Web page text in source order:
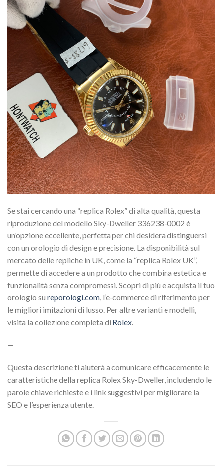
Se stai cercando una “replica Rolex” di alta qualità, questa
riproduzione del modello Sky-Dweller 336238-0002 è
un’opzione eccellente, perfetta per chi desidera distinguersi
con un orologio di design e precisione. La disponibilità sul
mercato delle repliche in UK, come la “replica Rolex UK”,
permette di accedere a un prodotto che combina estetica e
funzionalità senza compromessi. Scopri di più e acquista il tuo
orologio su reporologi.com , l’e-commerce di riferimento per
le migliori imitazioni di lusso. Per altre varianti e modelli,
visita la collezione completa di Rolex
—
Questa descrizione ti aiuterà a comunicare efficacemente le
caratteristiche della replica Rolex Sky-Dweller, includendo le
parole chiave richieste e i link suggestivi per migliorare la
SEO e l’esperienza utente.